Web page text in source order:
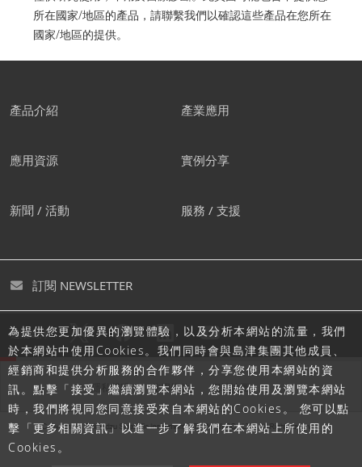
為提供您更加優異的瀏覽體驗，以及分析本網站的流量，我們
於本網站中使用Cookies。我們同時會與島津集團其他成員、
經銷商和提供分析服務的合作夥伴，分享您使用本網站的資
訊。點擊「接受」繼續瀏覽本網站，您開始使用及瀏覽本網站
時，我們將視同您同意接受來自本網站的Cookies。 您可以點
擊「更多相關資訊」以進一步了解我們在本網站上所使用的
Cookies。
所在國家/地區的產品，請聯繫我們以確認這些產品在您所在
國家/地區的提供。
產品介紹 產業應用
應用資源 實例分享
新聞 / 活動 服務 / 支援
訂閱 NEWSLETTER
追蹤島津
隱私聲明 使用條款 網站地圖